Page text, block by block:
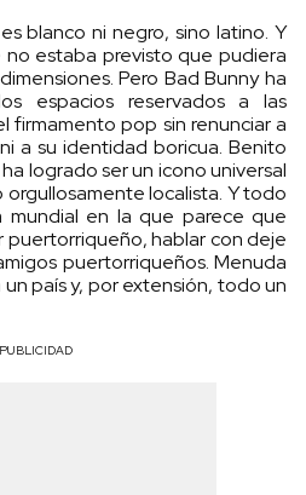
blanco ni negro, sino latino. Y
estaba previsto que pudiera
Pero Bad Bunny ha
espacios reservados a las
firmamento pop sin renunciar a
a su identidad boricua. Benito
logrado ser un icono universal
localista. Y todo
en la que parece que
hablar con deje
puertorriqueños. Menuda
país y, por extensión, todo un
PUBLICIDAD